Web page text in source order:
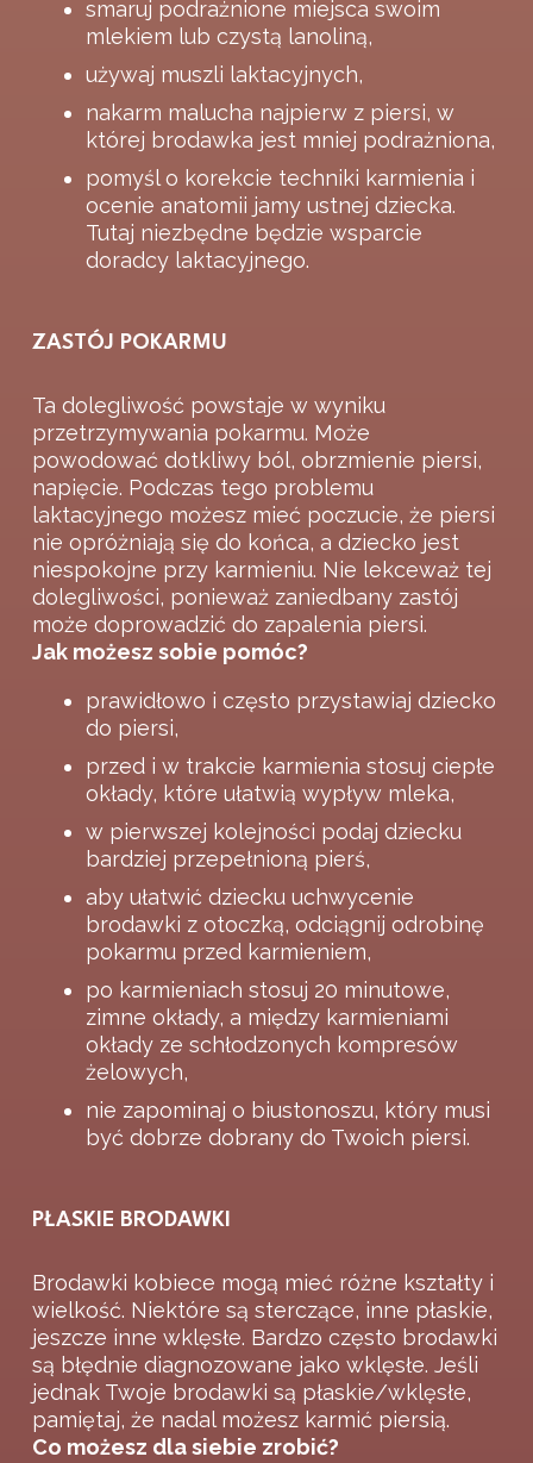
smaruj podrażnione miejsca swoim
mlekiem lub czystą lanoliną,
używaj muszli laktacyjnych,
nakarm malucha najpierw z piersi, w
której brodawka jest mniej podrażniona,
pomyśl o korekcie techniki karmienia i
ocenie anatomii jamy ustnej dziecka.
Tutaj niezbędne będzie wsparcie
doradcy laktacyjnego.
ZASTÓJ POKARMU
Ta dolegliwość powstaje w wyniku
przetrzymywania pokarmu. Może
powodować dotkliwy ból, obrzmienie piersi,
napięcie. Podczas tego problemu
laktacyjnego możesz mieć poczucie, że piersi
nie opróżniają się do końca, a dziecko jest
niespokojne przy karmieniu. Nie lekceważ tej
dolegliwości, ponieważ zaniedbany zastój
może doprowadzić do zapalenia piersi.
Jak możesz sobie pomóc?
prawidłowo i często przystawiaj dziecko
do piersi,
przed i w trakcie karmienia stosuj ciepłe
okłady, które ułatwią wypływ mleka,
w pierwszej kolejności podaj dziecku
bardziej przepełnioną pierś,
aby ułatwić dziecku uchwycenie
brodawki z otoczką, odciągnij odrobinę
pokarmu przed karmieniem,
po karmieniach stosuj 20 minutowe,
zimne okłady, a między karmieniami
okłady ze schłodzonych kompresów
żelowych,
nie zapominaj o biustonoszu, który musi
być dobrze dobrany do Twoich piersi.
PŁASKIE BRODAWKI
Brodawki kobiece mogą mieć różne kształty i
wielkość. Niektóre są sterczące, inne płaskie,
jeszcze inne wklęsłe. Bardzo często brodawki
są błędnie diagnozowane jako wklęsłe. Jeśli
jednak Twoje brodawki są płaskie/wklęsłe,
pamiętaj, że nadal możesz karmić piersią.
Co możesz dla siebie zrobić?